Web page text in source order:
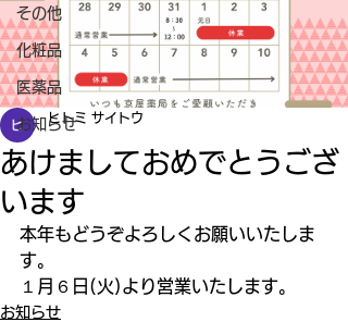
その他
化粧品
医薬品
お知らせ
あけましておめでとうござ
います
ヒトミ サイトウ
本年もどうぞよろしくお願いいたしま
す。
１月６日(火)より営業いたします。
お知らせ